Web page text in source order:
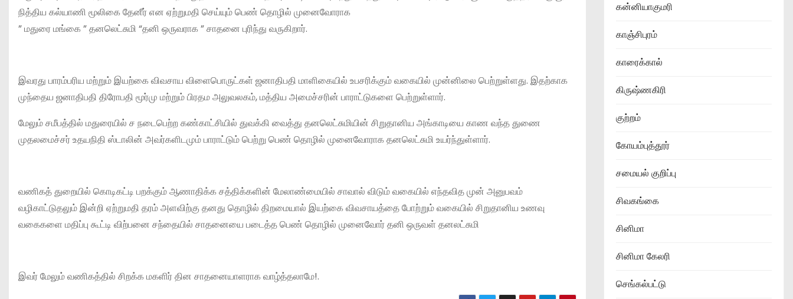
நித்திய கல்யாணி மூலிகை தேனீர் என ஏற்றுமதி செய்யும் பெண் தொழில் முனைவோராக
” மதுரை மங்கை ” தனலெட்சுமி “தனி ஒருவராக ” சாதனை புரிந்து வருகிறார்.
இவரது பாரம்பரிய மற்றும் இயற்கை விவசாய விளைபொருட்கள் ஜனாதிபதி மாளிகையில் உபசரிக்கும் வகையில் முன்னிலை பெற்றுள்ளது. இதற்காக
முந்தைய ஜனாதிபதி திரோபதி மூர்மு மற்றும் பிரதம அலுவலகம், மத்திய அமைச்சரின் பாராட்டுகளை பெற்றுள்ளார்.
மேலும் சமீபத்தில் மதுரையில் ச நடைபெற்ற கண்காட்சியில் துவக்கி வைத்து தனலெட்சுமியின் சிறுதானிய அங்காடியை காண வந்த துணை
முதலமைச்சர் உதயநிதி ஸ்டாலின் அவர்களிடமும் பாராட்டும் பெற்று பெண் தொழில் முனைவோராக தனலெட்சுமி உயர்ந்துள்ளார்.
வணிகத் துறையில் கொடிகட்டி பறக்கும் ஆணாதிக்க சத்திக்களின் மேலாண்மையில் சாவால் விடும் வகையில் எந்தவித முன் அனுபவம்
வழிகாட்டுதலும் இன்றி ஏற்றுமதி தரம் அளவிற்கு தனது தொழில் திறமையால் இயற்கை விவசாயத்தை போற்றும் வகையில் சிறுதானிய உணவு
வகைகளை மதிப்பு கூட்டி விற்பனை சந்தையில் சாதனையை படைத்த பெண் தொழில் முனைவோர் தனி ஒருவள் தனலட்சுமி
இவர் மேலும் வணிகத்தில் சிறக்க மகளிர் தின சாதனையாளராக வாழ்த்தலாமே!.
கன்னியாகுமரி
காஞ்சிபுரம்
காரைக்கால்
கிருஷ்ணகிரி
குற்றம்
கோயம்புத்தூர்
சமையல் குறிப்பு
சிவகங்கை
சினிமா
சினிமா கேலரி
செங்கல்பட்டு